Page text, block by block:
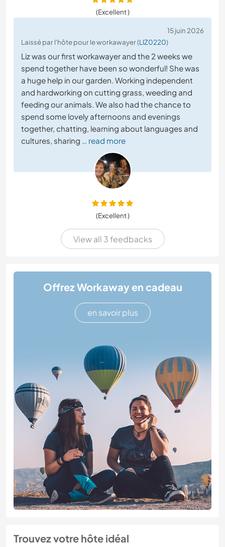
(Excellent )
15 juin 2026
Laissé par l'hôte pour le workawayer (LIZ0220)
Liz was our first workawayer and the 2 weeks we
spend together have been so wonderful! She was
a huge help in our garden. Working independent
and hardworking on cutting grass, weeding and
feeding our animals. We also had the chance to
spend some lovely afternoons and evenings
together, chatting, learning about languages and
cultures, sharing … read more
(Excellent )
View all 3 feedbacks
Offrez Workaway en cadeau
en savoir plus
Trouvez votre hôte idéal